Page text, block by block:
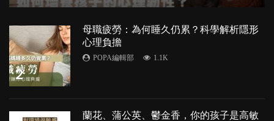
2
母職疲勞：為何睡久仍累？科學解析隱形
心理負擔
POPA編輯部 1.1K
蘭花、蒲公英、鬱金香，你的孩子是高敏